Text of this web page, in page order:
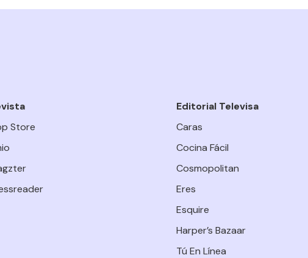
Store
Editorial Televisa
Caras
Cocina Fácil
Cosmopolitan
Eres
Esquire
Harper’s Bazaar
Tú En Línea